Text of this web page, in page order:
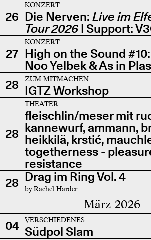
26
KONZERT
Die Nerven: Live im
Tour 2026| Support:
27
KONZERT
High on the Sound
Noo Yelbek & As in
28
ZUM MITMACHEN
IGTZ Workshop
28
THEATER
fleischlin/meser mit
kannewurf, ammann,
heikkilä, krstić,
togetherness -
resistance
28 Drag im Ring Vol. 4
by Rachel Harder
März 2026
04 VERSCHIEDENES
Südpol Slam